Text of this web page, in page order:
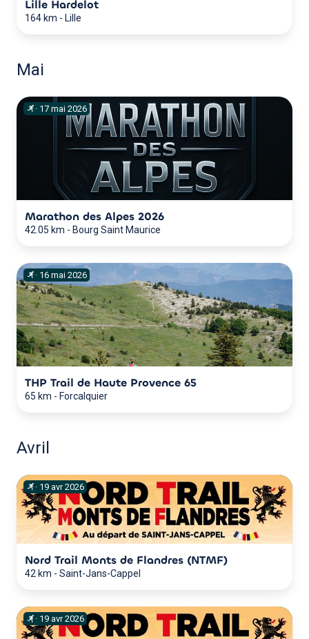
Lille Hardelot
164 km - Lille
Mai
· 17 mai 2026
Marathon des Alpes 2026
42.05 km - Bourg Saint Maurice
· 16 mai 2026
THP Trail de Haute Provence 65
65 km - Forcalquier
Avril
· 19 avr 2026
Nord Trail Monts de Flandres (NTMF)
42 km - Saint-Jans-Cappel
· 19 avr 2026